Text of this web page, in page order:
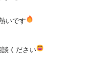
いです
ください